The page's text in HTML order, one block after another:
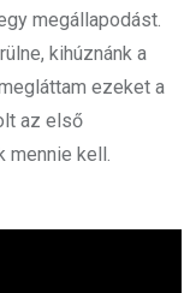
megállapodást.
kihúznánk a
ezeket a
az első
mennie kell.